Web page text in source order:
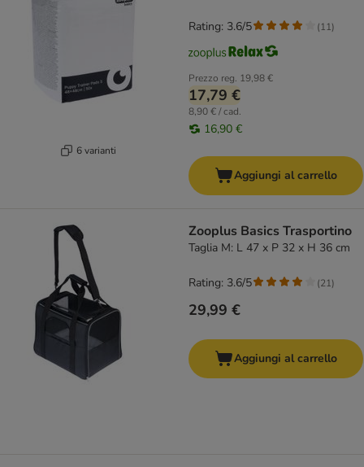
6 varianti
Prezzo reg. 19,98 €
17,79 €
8,90 € / cad.
16,90 €
Rating: 3.6/5 (11)
Aggiungi al carrello
Zooplus Basics Trasportino
Taglia M: L 47 x P 32 x H 36 cm
29,99 €
Rating: 3.6/5 (21)
Aggiungi al carrello